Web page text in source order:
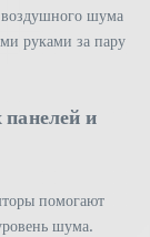
шума
руками за пару
и
помогают
шума.